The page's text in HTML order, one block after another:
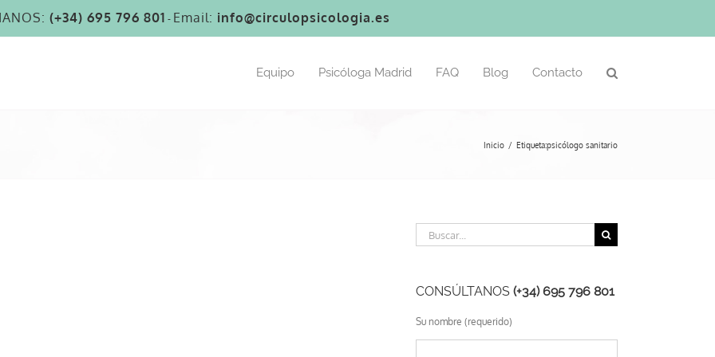
(+34) 695 796 801 - Email: info@circulopsicologia.es
Equipo Psicóloga Madrid FAQ Blog Contacto
Inicio Etiqueta:psicólogo sanitario
Buscar:
CONSÚLTANOS (+34) 695 796 801
Su nombre (requerido)